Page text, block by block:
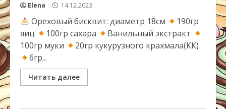
Elena 14.12.2023
Ореховый бисквит: диаметр 18см
190гр
яиц
100гр сахара
Ванильный экстракт
100гр муки
20гр кукурузного крахмала(КК)
6гр...
Читать далее